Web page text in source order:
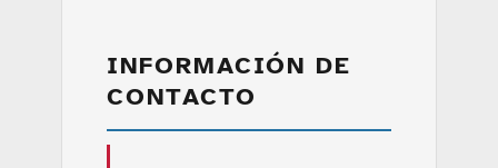
INFORMACIÓN DE
CONTACTO